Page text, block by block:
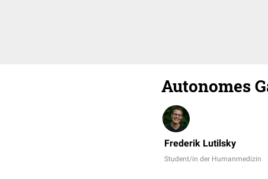
Autonomes
Frederik Lutilsky
Student/in der Humanmedizin